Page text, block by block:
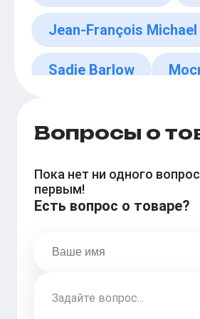
Jean-François Michael
Sadie Barlow
Вопросы о
Пока нет ни одного
первым!
Есть вопрос о товаре?